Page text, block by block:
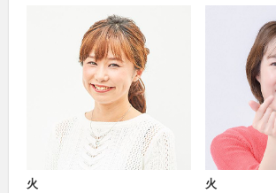
火
火